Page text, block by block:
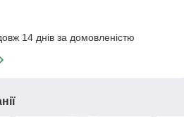
14 днів за домовленістю